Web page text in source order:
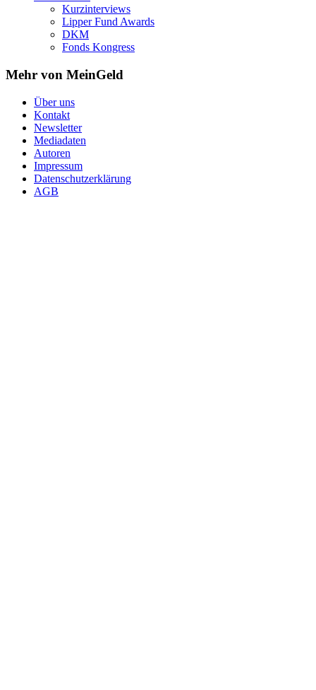
Kurzinterviews
Lipper Fund Awards
DKM
Fonds Kongress
Mehr von MeinGeld
Über uns
Kontakt
Newsletter
Mediadaten
Autoren
Impressum
Datenschutzerklärung
AGB